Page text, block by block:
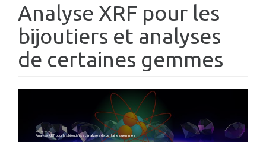
Analyse XRF pour les
bijoutiers et analyses
de certaines gemmes
30/07/2022
Analyse XRF pour les bijoutiers et analyses de certaines gemmes